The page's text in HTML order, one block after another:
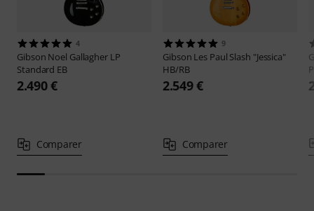
4
Gibson Noel Gallagher LP
Standard EB
2.490 €
Comparer
9
Gibson Les Paul Slash "Jessica"
HB/RB
2.549 €
Comparer